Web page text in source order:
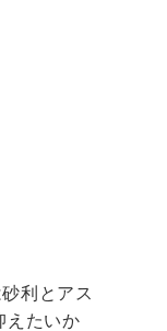
利とアス
えたいか